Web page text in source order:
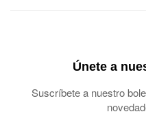
Únete a
Suscríbete a nuestro